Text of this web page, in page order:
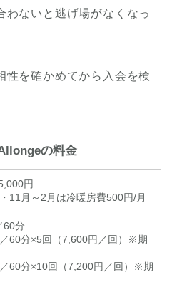
わないと逃げ場がなくなっ
性を確かめてから入会を検
の料金
円
11月～2月は冷暖房費500円/月
60分
60分×5回（7,600円／回）※期
60分×10回（7,200円／回）※期